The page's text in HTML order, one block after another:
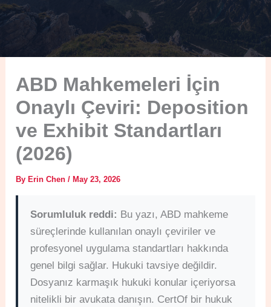
ABD Mahkemeleri İçin
Onaylı Çeviri: Deposition
ve Exhibit Standartları
(2026)
ByErin Chen/May 23, 2026
Sorumluluk reddi: Bu yazı, ABD mahkeme
süreçlerinde kullanılan onaylı çeviriler ve
profesyonel uygulama standartları hakkında
genel bilgi sağlar. Hukuki tavsiye değildir.
Dosyanız karmaşık hukuki konular içeriyorsa
nitelikli bir avukata danışın. CertOf bir hukuk